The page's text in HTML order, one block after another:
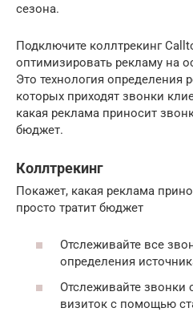
сезона.
Подключите коллтрекинг
оптимизировать рекламу на
Это технология определения
которых приходят звонки
какая реклама приносит
бюджет.
Коллтрекинг
Покажет, какая реклама
просто тратит бюджет
Отслеживайте все
определения
Отслеживайте
визиток с помощью